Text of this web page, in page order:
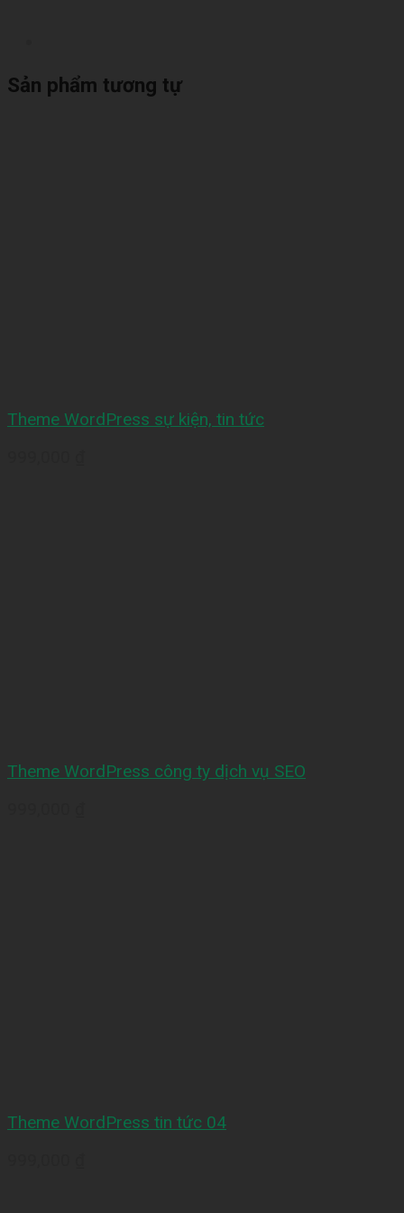
Sản phẩm tương tự
Theme WordPress sự kiện, tin tức
Theme WordPress công ty dịch vụ SEO
Theme WordPress tin tức 04